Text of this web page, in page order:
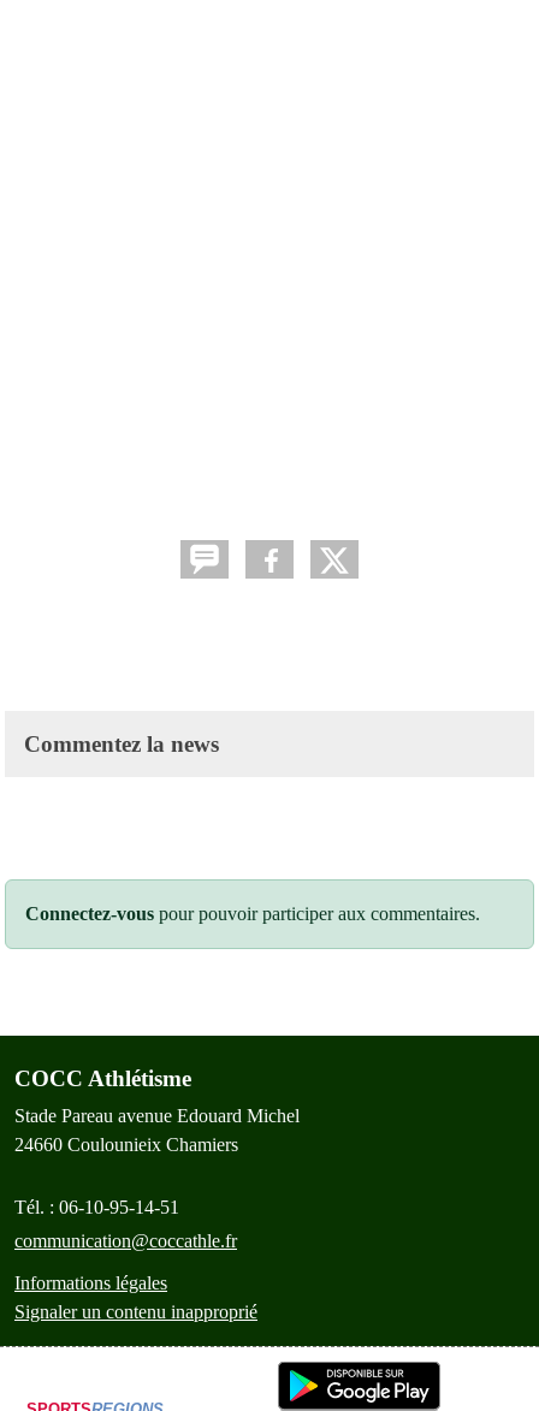
Commentez la news
Connectez-vous pour pouvoir participer aux commentaires.
COCC Athlétisme
Stade Pareau avenue Edouard Michel
24660 Coulounieix Chamiers
Tél. : 06-10-95-14-51
communication@coccathle.fr
Informations légales
Signaler un contenu inapproprié